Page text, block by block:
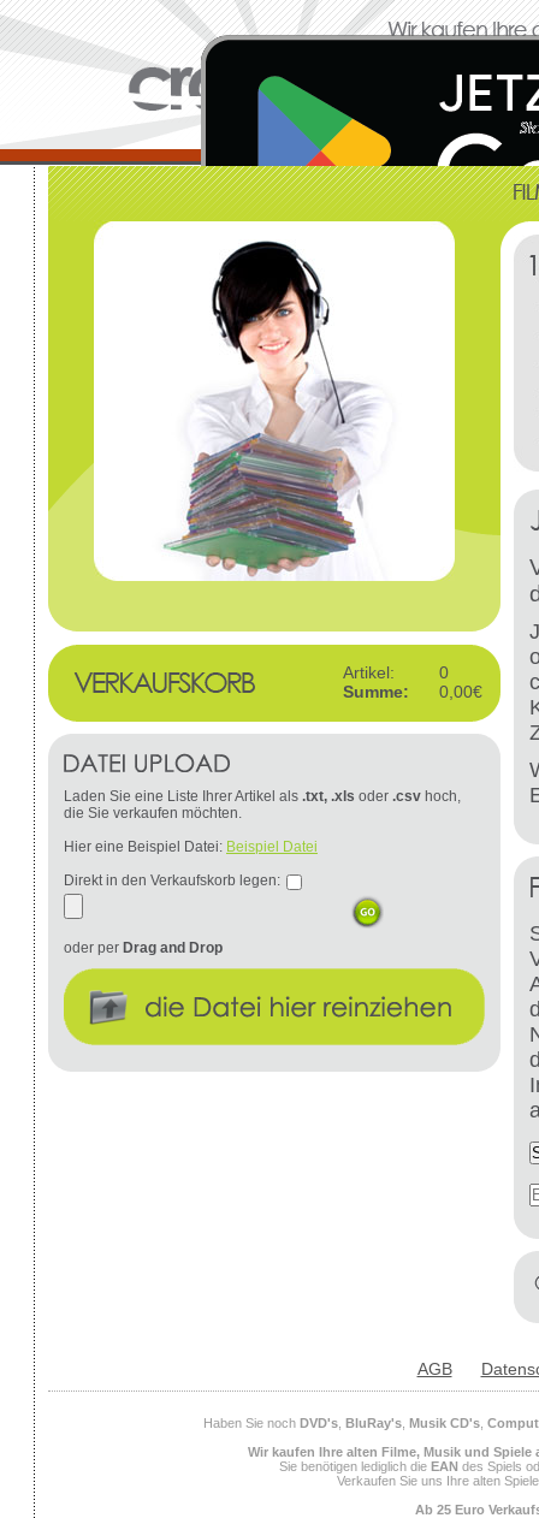
Artikel:
0
Summe:
0,00€
Laden Sie eine Liste Ihrer Artikel als .txt, .xls oder .csv hoch,
die Sie verkaufen möchten.
Hier eine Beispiel Datei: Beispiel Datei
Direkt in den Verkaufskorb legen:
oder per Drag and Drop
AGB
Haben Sie noch DVD's, BluRay's, Musik CD's,
Wir kaufen Ihre alten Filme, Musik und Spiele
Sie benötigen lediglich die EAN des Spiels
Verkaufen Sie uns Ihre alten
Ab 25 Euro